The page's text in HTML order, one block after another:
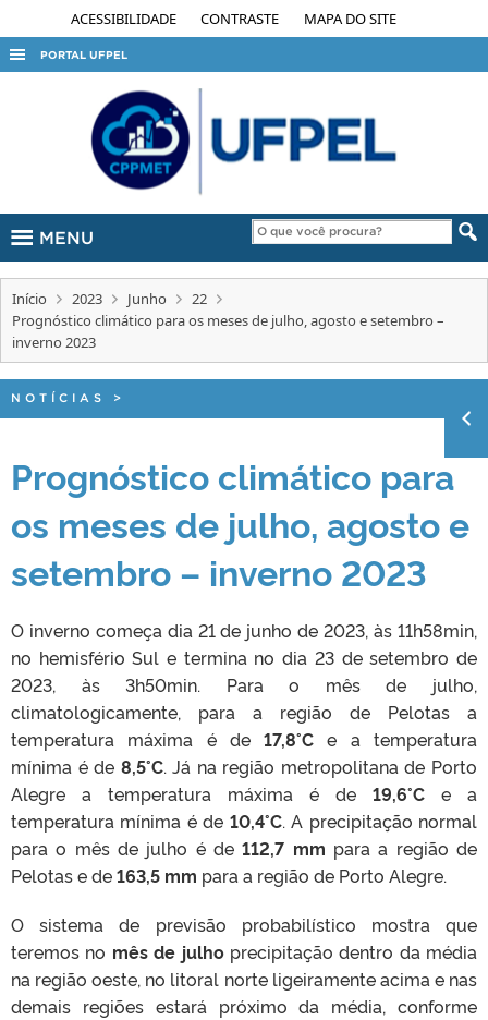
ACESSIBILIDADE CONTRASTE MAPA DO SITE
PORTAL UFPEL
ACESSO À INFORMAÇÃO
AUDITORIA
EDITAIS
INTERNACIONAL
OUVIDORIA
PORTARIAS
MENU
Início 2023 Junho
22
Prognóstico climático para os meses de julho, agosto e setembro –
inverno 2023
NOTÍCIAS >
Prognóstico climático para
os meses de julho, agosto e
setembro – inverno 2023
O inverno começa dia 21 de junho de 2023, às 11h58min,
no hemisfério Sul e termina no dia 23 de setembro de
2023, às 3h50min. Para o mês de julho,
climatologicamente, para a região de Pelotas a
temperatura máxima é de17,8°C e a temperatura
mínima é de 8,5°C. Já na região metropolitana de Porto
Alegre a temperatura máxima é de 19,6°C e a
temperatura mínima é de 10,4°C. A precipitação normal
para o mês de julho é de112,7 mm para a região de
Pelotas e de163,5 mm para a região de Porto Alegre.
O sistema de previsão probabilístico mostra que
teremos no mês de julhoprecipitação dentro da média
na região oeste, no litoral norte ligeiramente acima e nas
demais regiões estará próximo da média, conforme